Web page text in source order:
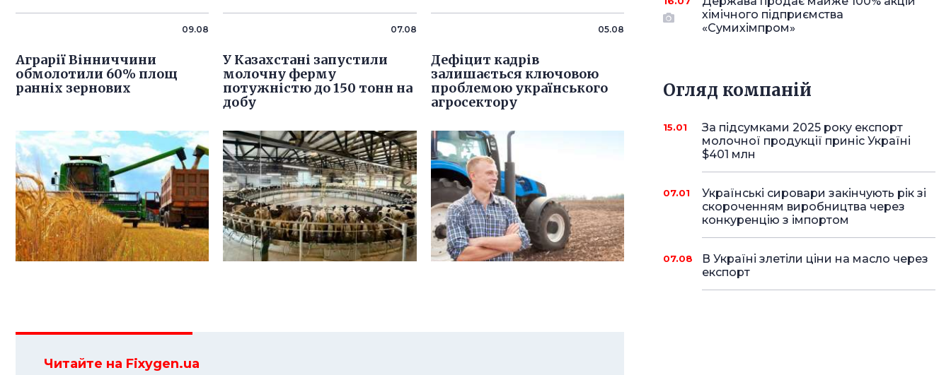
09.08
Аграрії Вінниччини
обмолотили 60% площ
ранніх зернових
07.08
У Казахстані запустили
молочну ферму
потужністю до 150 тонн на
добу
05.08
Дефіцит кадрів
залишається ключовою
проблемою українського
агросектору
Читайте на Fixygen.ua
хімічного підприємства
«Сумихімпром»
Огляд компаній
15.01
За підсумками 2025 року експорт
молочної продукції приніс Україні
$401 млн
07.01
Українські сировари закінчують рік зі
скороченням виробництва через
конкуренцію з імпортом
07.08
В Україні злетіли ціни на масло через
експорт